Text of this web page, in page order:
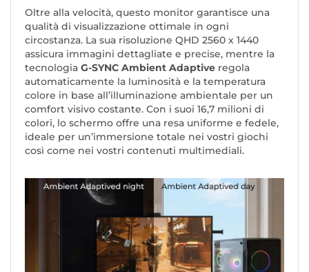
Oltre alla velocità, questo monitor garantisce una
qualità di visualizzazione ottimale in ogni
circostanza. La sua risoluzione QHD 2560 x 1440
assicura immagini dettagliate e precise, mentre la
tecnologia G-SYNC Ambient Adaptive regola
automaticamente la luminosità e la temperatura
colore in base all’illuminazione ambientale per un
comfort visivo costante. Con i suoi 16,7 milioni di
colori, lo schermo offre una resa uniforme e fedele,
ideale per un’immersione totale nei vostri giochi
così come nei vostri contenuti multimediali.